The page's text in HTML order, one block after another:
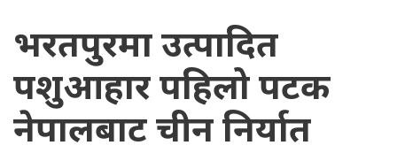
भरतपुरमा उत्पादित
पशुआहार पहिलो पटक
नेपालबाट चीन निर्यात